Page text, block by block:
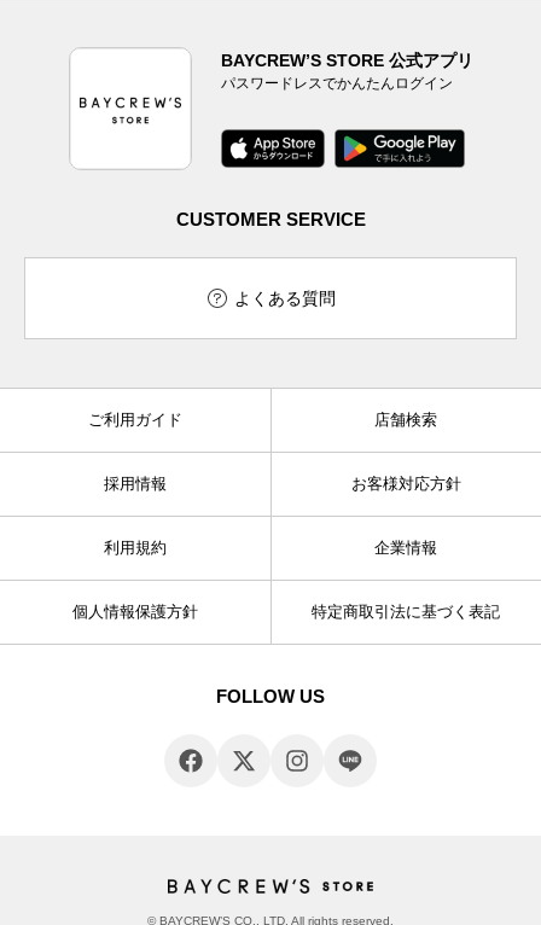
BAYCREW’S STORE 公式アプリ
パスワードレスでかんたんログイン
CUSTOMER SERVICE
よくある質問
ご利用ガイド 店舗検索
採用情報 お客様対応方針
利用規約 企業情報
個人情報保護方針 特定商取引法に基づく表記
FOLLOW US
© BAYCREW’S CO., LTD. All rights reserved.